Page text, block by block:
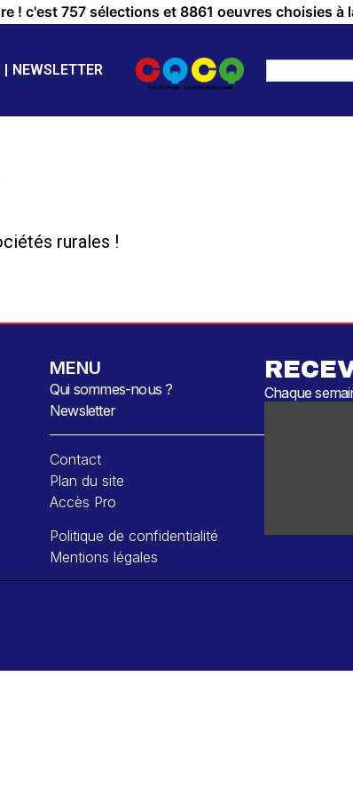
! c'est 757 sélections et 8861 oeuvres choisies à
NEWSLETTER
rurales !
MENU
Qui sommes-nous ?
Newsletter
Contact
Plan du site
Accès Pro
Politique de confidentialité
Mentions légales
Chaque